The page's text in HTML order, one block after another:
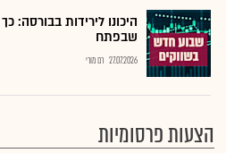
היכונו לירידות בבורסה:
שבפתח
27.07.2026 רם מורי
הצעות פרסומיות